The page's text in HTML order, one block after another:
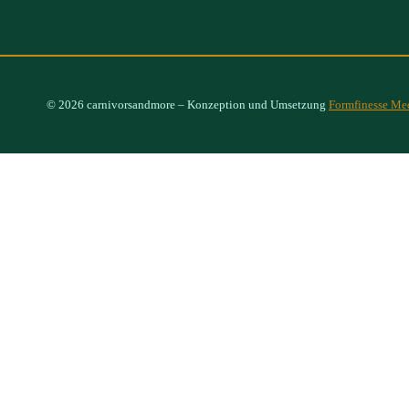
© 2026 carnivorsandmore – Konzeption und Umsetzung Formfinesse